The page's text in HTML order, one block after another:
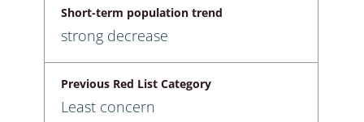
Short-term population trend
strong decrease
Previous Red List Category
Least concern